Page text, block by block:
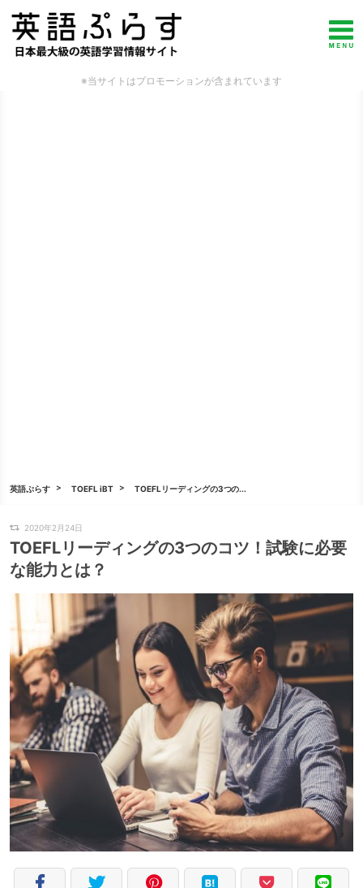
※当サイトはプロモーションが含まれています
英語ぷらす TOEFL iBT TOEFLリーディングの3つの...
2020年2月24日
TOEFLリーディングの3つのコツ！試験に必要
な能力とは？